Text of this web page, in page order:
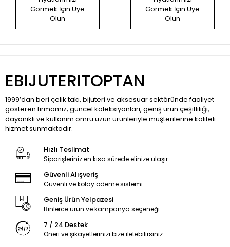
Görmek İçin Üye
Olun
Görmek İçin Üye
Olun
EBIJUTERITOPTAN
1999’dan beri çelik takı, bijuteri ve aksesuar sektöründe faaliyet
gösteren firmamız; güncel koleksiyonları, geniş ürün çeşitliliği,
dayanıklı ve kullanım ömrü uzun ürünleriyle müşterilerine kaliteli
hizmet sunmaktadır.
Hızlı Teslimat
Siparişleriniz en kısa sürede elinize ulaşır.
Güvenli Alışveriş
Güvenli ve kolay ödeme sistemi
Geniş Ürün Yelpazesi
Binlerce ürün ve kampanya seçeneği
7 / 24 Destek
Öneri ve şikayetlerinizi bize iletebilirsiniz.